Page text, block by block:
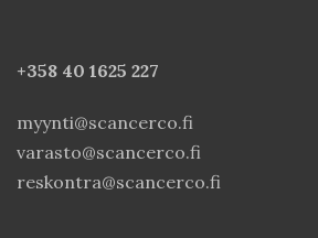
+358 40 1625 227
myynti@scancerco.fi
varasto@scancerco.fi
reskontra@scancerco.fi